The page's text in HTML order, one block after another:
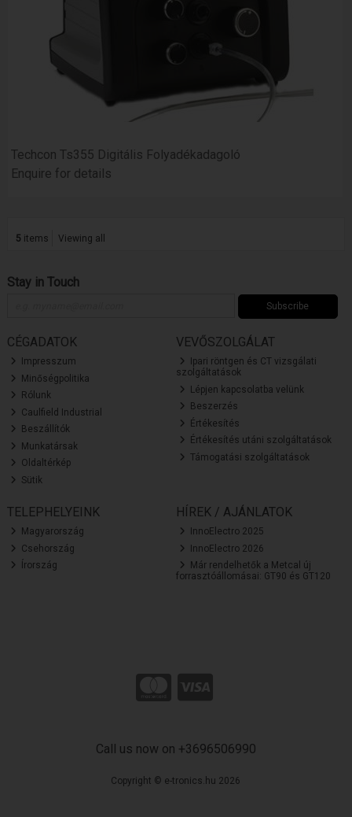
Techcon Ts355 Digitális Folyadékadagoló
Enquire for details
5 items Viewing all
Stay in Touch
Subscribe
CÉGADATOK
Impresszum
Minőségpolitika
Rólunk
Caulfield Industrial
Beszállítók
Munkatársak
Oldaltérkép
Sütik
VEVŐSZOLGÁLAT
Ipari röntgen és CT vizsgálati
szolgáltatások
Lépjen kapcsolatba velünk
Beszerzés
Értékesítés
Értékesítés utáni szolgáltatások
Támogatási szolgáltatások
TELEPHELYEINK
Magyarország
Csehország
Írország
HÍREK / AJÁNLATOK
InnoElectro 2025
InnoElectro 2026
Már rendelhetők a Metcal új
forrasztóállomásai: GT90 és GT120
Call us now on +3696506990
Copyright © e-tronics.hu 2026